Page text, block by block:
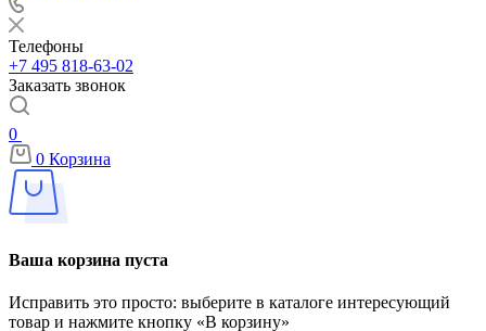
Телефоны
+7 495 818-63-02
Заказать звонок
0
0 Корзина
Ваша корзина пуста
Исправить это просто: выберите в каталоге интересующий
товар и нажмите кнопку «В корзину»